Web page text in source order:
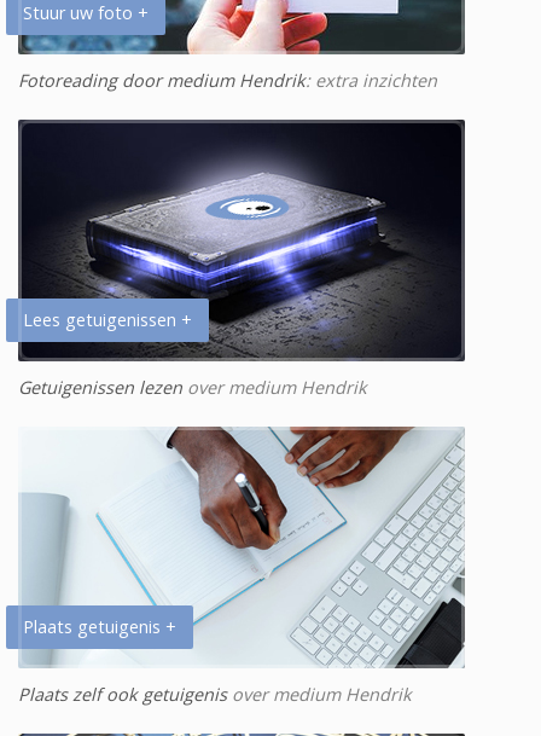
Stuur uw foto +
Fotoreading door medium Hendrik: extra inzichten
Lees getuigenissen +
Getuigenissen lezen over medium Hendrik
Plaats getuigenis +
Plaats zelf ook getuigenisover medium Hendrik